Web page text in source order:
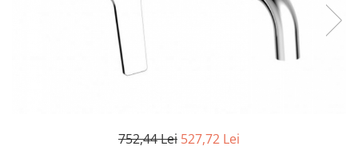
Cabine si usi de dus
752,44 Lei 527,72 Lei